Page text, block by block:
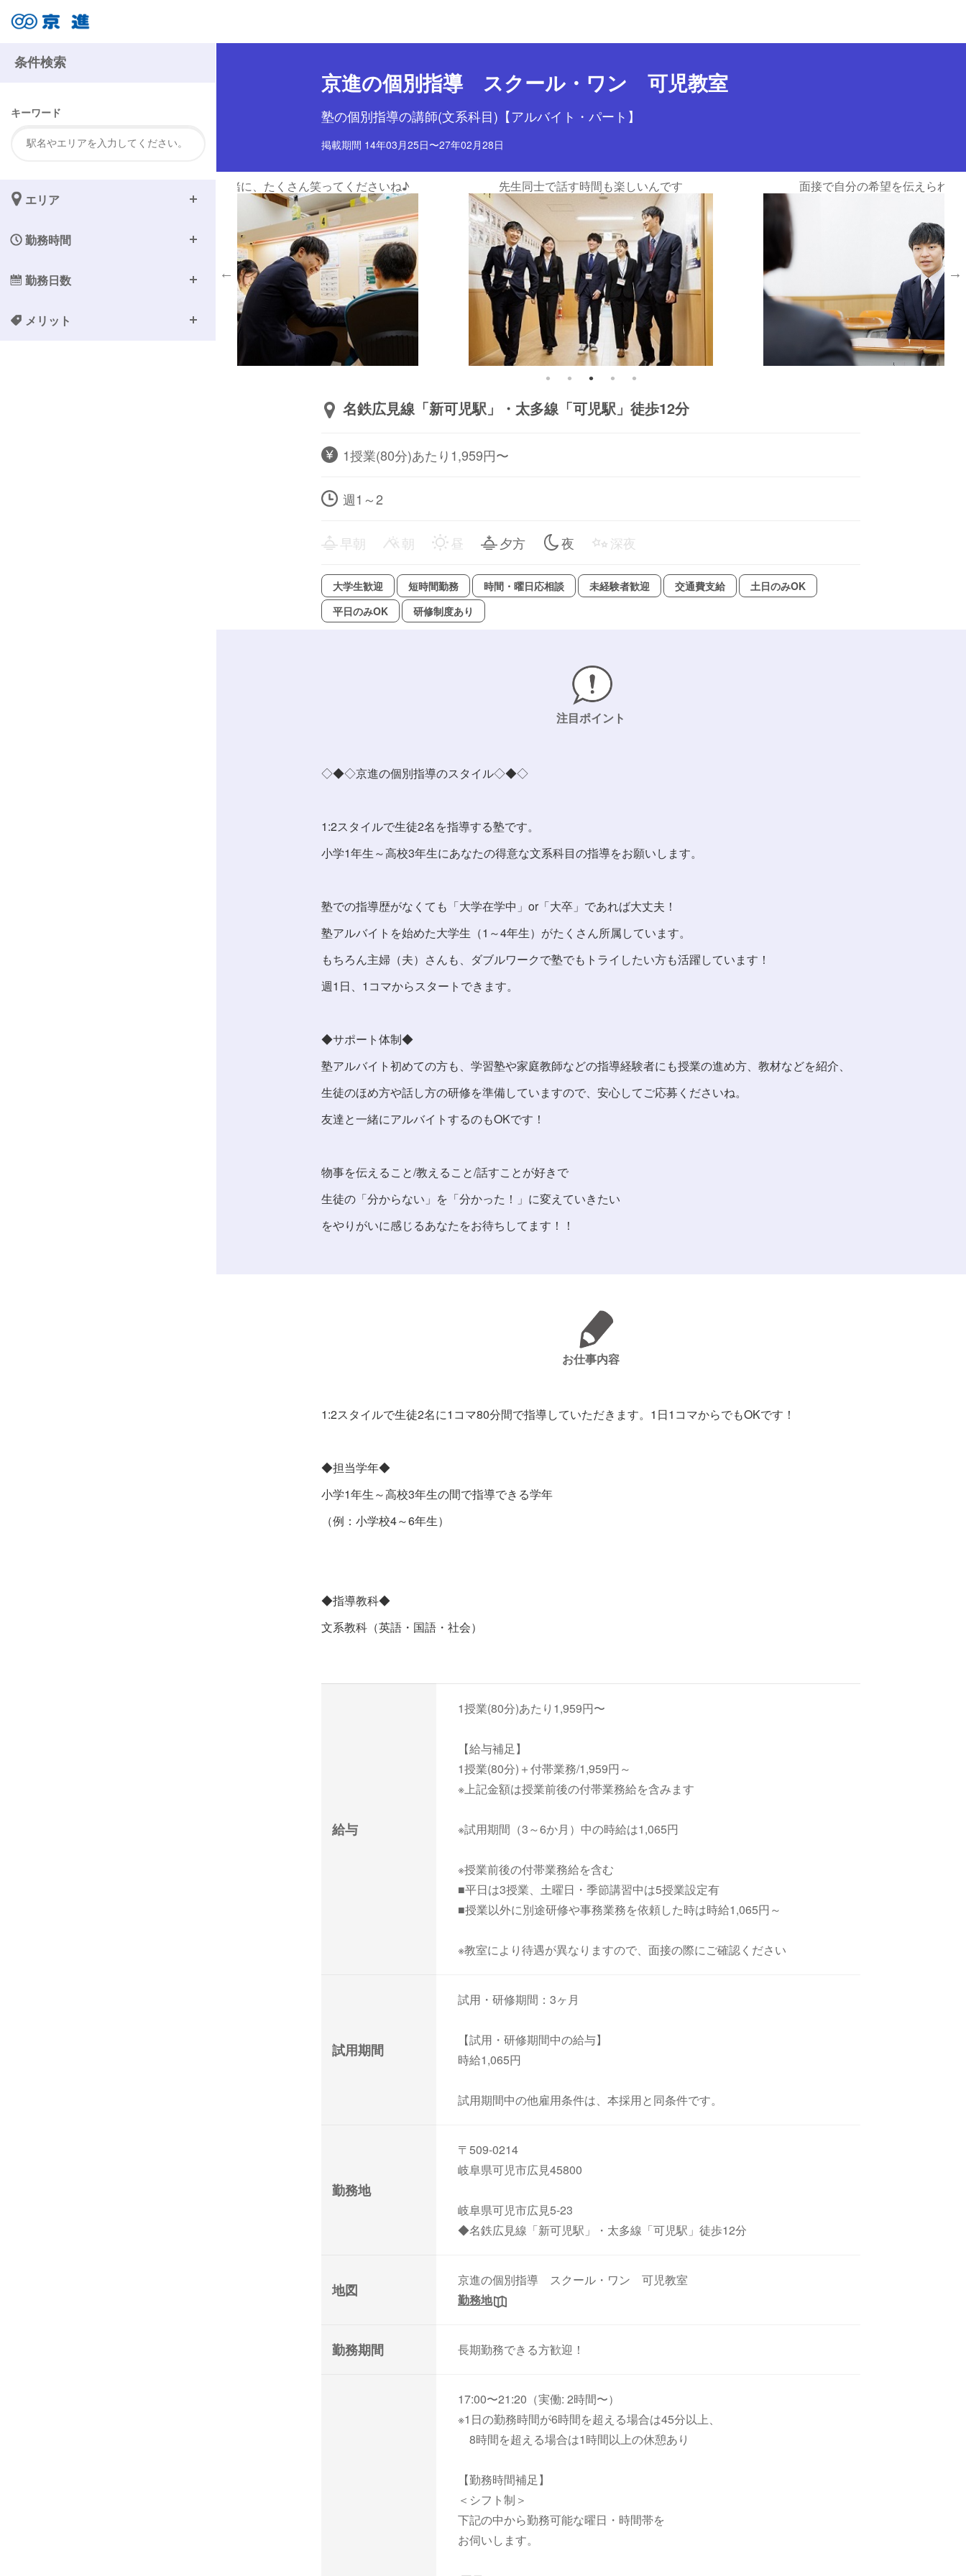
京進の個別指導 スクール・ワン 可児教室
塾の個別指導の講師(文系科目)【アルバイト・パート】
掲載期間 14年03月25日〜27年02月28日
先生同士で話す時間も楽しいんです 面接で自分の希望を伝えられます 丁寧な研修があるので、未経験でも
名鉄広見線「新可児駅」・太多線「可児駅」徒歩12分
1授業(80分)あたり1,959円〜
週1～2
早朝 朝 昼 夕方 夜 深夜
大学生歓迎 短時間勤務 時間・曜日応相談 未経験者歓迎 交通費支給
土日のみOK
平日のみOK
研修制度あり
注目ポイント
◇◆◇京進の個別指導のスタイル◇◆◇
1:2スタイルで生徒2名を指導する塾です。
小学1年生～高校3年生にあなたの得意な文系科目の指導をお願いします。
塾での指導歴がなくても「大学在学中」or「大卒」であれば大丈夫！
塾アルバイトを始めた大学生（1～4年生）がたくさん所属しています。
もちろん主婦（夫）さんも、ダブルワークで塾でもトライしたい方も活躍しています！
週1日、1コマからスタートできます。
◆サポート体制◆
塾アルバイト初めての方も、学習塾や家庭教師などの指導経験者にも授業の進め方、教材などを紹介、
生徒のほめ方や話し方の研修を準備していますので、安心してご応募くださいね。
友達と一緒にアルバイトするのもOKです！
物事を伝えること/教えること/話すことが好きで
生徒の「分からない」を「分かった！」に変えていきたい
をやりがいに感じるあなたをお待ちしてます！！
お仕事内容
1:2スタイルで生徒2名に1コマ80分間で指導していただきます。1日1コマからでもOKです！
◆担当学年◆
小学1年生～高校3年生の間で指導できる学年
（例：小学校4～6年生）
◆指導教科◆
文系教科（英語・国語・社会）
給与
1授業(80分)あたり1,959円〜
【給与補足】
1授業(80分)＋付帯業務/1,959円～
※上記金額は授業前後の付帯業務給を含みます
※試用期間（3～6か月）中の時給は1,065円
※授業前後の付帯業務給を含む
■平日は3授業、土曜日・季節講習中は5授業設定有
■授業以外に別途研修や事務業務を依頼した時は時給1,065円～
※教室により待遇が異なりますので、面接の際にご確認ください
試用期間
試用・研修期間：3ヶ月
【試用・研修期間中の給与】
時給1,065円
試用期間中の他雇用条件は、本採用と同条件です。
勤務地
〒509-0214
岐阜県可児市広見45800
岐阜県可児市広見5-23
◆名鉄広見線「新可児駅」・太多線「可児駅」徒歩12分
地図
京進の個別指導 スクール・ワン 可児教室
勤務地
勤務期間 長期勤務できる方歓迎！
17:00〜21:20（実働: 2時間〜）
※1日の勤務時間が6時間を超える場合は45分以上、
8時間を超える場合は1時間以上の休憩あり
【勤務時間補足】
＜シフト制＞
下記の中から勤務可能な曜日・時間帯を
お伺いします。
条件検索
キーワード
エリア
勤務時間
勤務日数
メリット